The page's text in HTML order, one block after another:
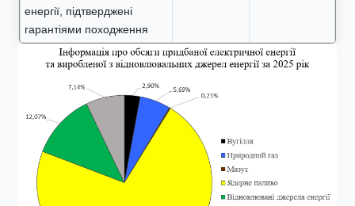
енергії, підтверджені
гарантіями походження